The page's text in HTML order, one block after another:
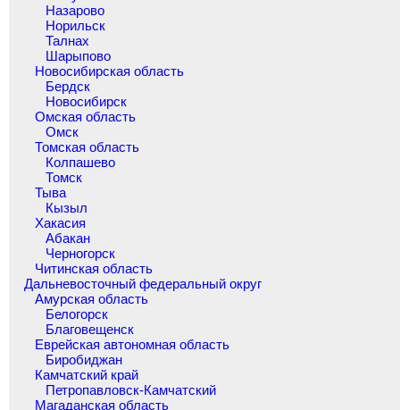
Назарово
Норильск
Талнах
Шарыпово
Новосибирская область
Бердск
Новосибирск
Омская область
Омск
Томская область
Колпашево
Томск
Тыва
Кызыл
Хакасия
Абакан
Черногорск
Читинская область
Дальневосточный федеральный округ
Амурская область
Белогорск
Благовещенск
Еврейская автономная область
Биробиджан
Камчатский край
Петропавловск-Камчатский
Магаданская область